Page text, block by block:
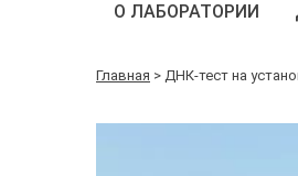
О ЛАБОРАТОРИИ
Главная > ДНК-тест на